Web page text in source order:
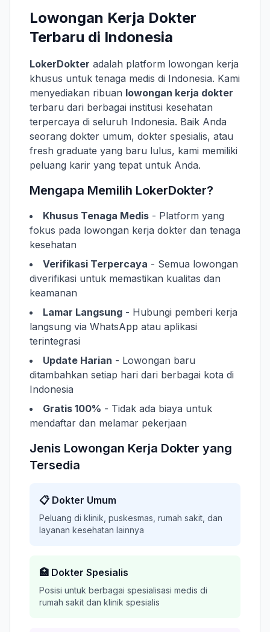
Lowongan Kerja Dokter
Terbaru di Indonesia
LokerDokter adalah platform lowongan kerja
khusus untuk tenaga medis di Indonesia. Kami
menyediakan ribuan lowongan kerja dokter
terbaru dari berbagai institusi kesehatan
terpercaya di seluruh Indonesia. Baik Anda
seorang dokter umum, dokter spesialis, atau
fresh graduate yang baru lulus, kami memiliki
peluang karir yang tepat untuk Anda.
Mengapa Memilih LokerDokter?
Khusus Tenaga Medis - Platform yang
fokus pada lowongan kerja dokter dan tenaga
kesehatan
Verifikasi Terpercaya - Semua lowongan
diverifikasi untuk memastikan kualitas dan
keamanan
Lamar Langsung - Hubungi pemberi kerja
langsung via WhatsApp atau aplikasi
terintegrasi
Update Harian - Lowongan baru
ditambahkan setiap hari dari berbagai kota di
Indonesia
Gratis 100% - Tidak ada biaya untuk
mendaftar dan melamar pekerjaan
Jenis Lowongan Kerja Dokter yang
Tersedia
📋 Dokter Umum
Peluang di klinik, puskesmas, rumah sakit, dan
layanan kesehatan lainnya
🏥 Dokter Spesialis
Posisi untuk berbagai spesialisasi medis di
rumah sakit dan klinik spesialis